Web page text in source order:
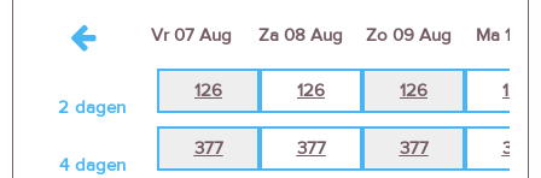
Vr07 Aug Za 08 Aug Zo 09 Aug Ma 10
2 dagen
126 126 126 126
4 dagen
377 377 377 377